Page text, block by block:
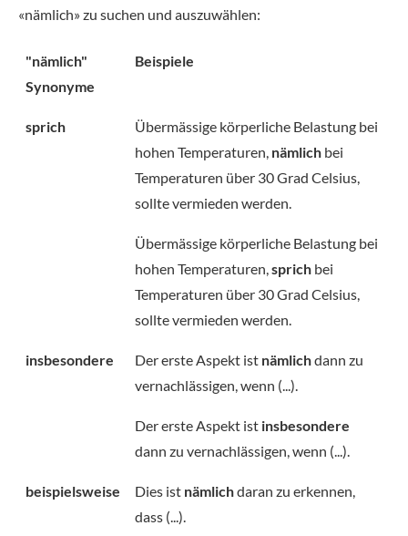
«nämlich» zu suchen und auszuwählen:
"nämlich"
Synonyme
Beispiele
sprich
Übermässige körperliche Belastung bei
hohen Temperaturen, nämlich bei
Temperaturen über 30 Grad Celsius,
sollte vermieden werden.
Übermässige körperliche Belastung bei
hohen Temperaturen,sprich bei
Temperaturen über 30 Grad Celsius,
sollte vermieden werden.
insbesondere Der erste Aspekt ist nämlichdann zu
vernachlässigen, wenn (...).
Der erste Aspekt ist insbesondere
dann zu vernachlässigen, wenn (...).
beispielsweise Dies ist nämlichdaran zu erkennen,
dass (...).